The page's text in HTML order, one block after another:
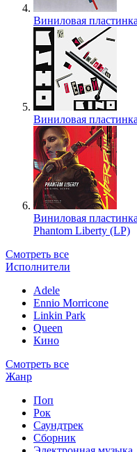
Виниловая
Виниловая
Виниловая
Phantom Liberty (LP)
Смотреть все
Исполнители
Adele
Ennio Morricone
Linkin Park
Queen
Кино
Смотреть все
Жанр
Поп
Рок
Саундтрек
Сборник